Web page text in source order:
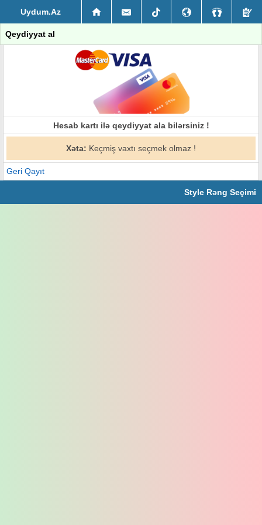
Uydum.Az
Qeydiyyat al
Hesab kartı ilə qeydiyyat ala bilərsiniz !
Xəta: Keçmiş vaxtı seçmek olmaz !
Geri Qayıt
Style Rəng Seçimi